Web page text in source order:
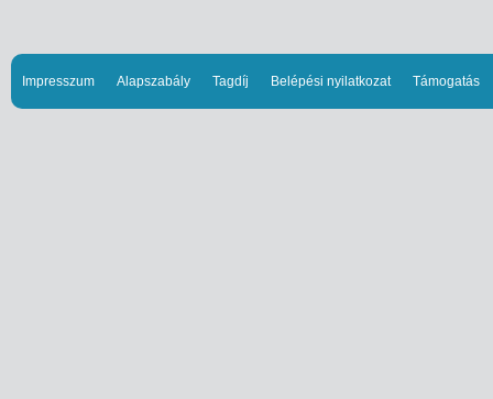
Impresszum Alapszabály Tagdíj Belépési nyilatkozat Támogatás